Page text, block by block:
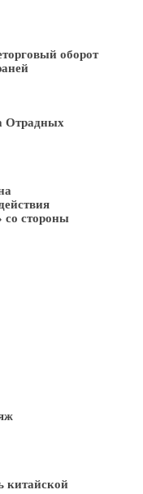
оборот
со стороны
китайской